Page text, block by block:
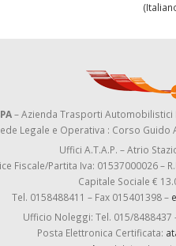
– Azienda Trasporti Automobilistici
Legale e Operativa : Corso Guido
Uffici A.T.A.P. – Atrio
Fiscale/Partita Iva: 01537000026 –
Capitale Sociale €
Tel. 0158488411 – Fax 015401398 –
Ufficio Noleggi: Tel. 015/8488437
Posta Elettronica Certificata: